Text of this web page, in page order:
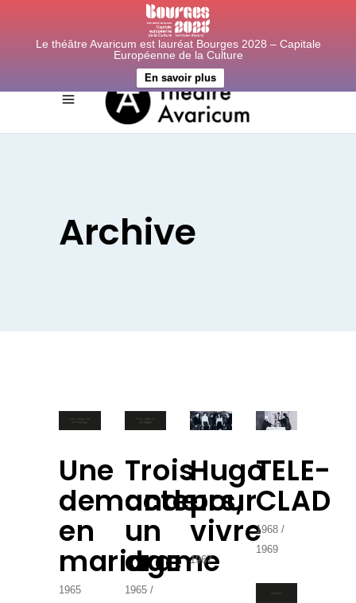
Le théâtre Avaricum est lauréat Bourges 2028 – Capitale
Européenne de la Culture
En savoir plus
Archive
Une
demande
en
mariage
1965
Trois
acteurs,
un
drame
1965
Hugo
pour
vivre
1967
TELE-
CLAD
1968
1969